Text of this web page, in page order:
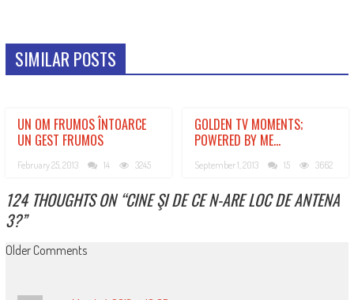
SIMILAR POSTS
UN OM FRUMOS ÎNTOARCE
UN GEST FRUMOS
February 25, 2013 14 3245
GOLDEN TV MOMENTS;
POWERED BY ME…
September 1, 2013 15 3662
124 THOUGHTS ON “CINE ŞI DE CE N-ARE LOC DE ANTENA
3?”
COMMENT
Older Comments